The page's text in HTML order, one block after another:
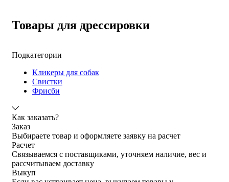
Товары для дрессировки
Подкатегории
Кликеры для собак
Свистки
Фрисби
Как заказать?
Заказ
Выбираете товар и оформляете заявку на расчет
Расчет
Связываемся с поставщиками, уточняем наличие, вес и
рассчитываем доставку
Выкуп